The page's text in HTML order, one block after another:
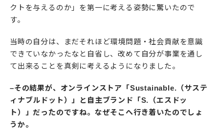
クトを与えるのか」を第一に考える姿勢に驚いたので
す。
当時の自分は、まだそれほど環境問題・社会貢献を意識
できていなかったなと自省し、改めて自分が事業を通し
て出来ることを真剣に考えるようになりました。
–その結果が、オンラインストア「Sustainable.（サステ
ィナブルドット）」と自主ブランド「S.（エスドッ
ト）」だったのですね。なぜそこへ行き着いたのでしょ
うか。